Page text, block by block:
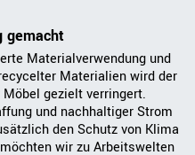
gemacht
Materialverwendung und
Materialien wird der
gezielt verringert.
und nachhaltiger Strom
den Schutz von Klima
wir zu Arbeitswelten